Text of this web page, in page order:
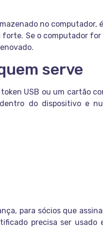
no computador,
forte. Se o computador
serve
USB ou um cartão
do dispositivo e
para sócios que
precisa ser usado